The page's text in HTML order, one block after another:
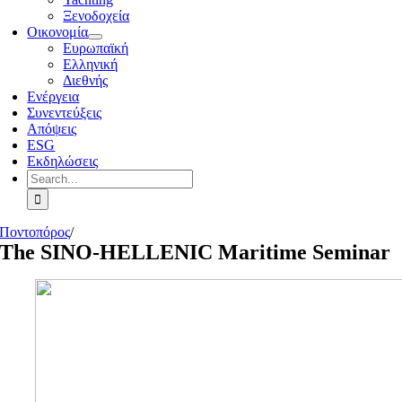
Ξενοδοχεία
Οικονομία
Ευρωπαϊκή
Ελληνική
Διεθνής
Ενέργεια
Συνεντεύξεις
Απόψεις
ESG
Εκδηλώσεις
Search
for:
Ποντοπόρος/
The SINO-HELLENIC Maritime Seminar